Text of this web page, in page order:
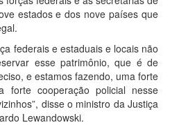
estados e dos nove países que
federais e estaduais e locais não
esse patrimônio, que é de
e estamos fazendo, uma forte
forte cooperação policial nesse
disse o ministro da Justiça
Lewandowski.